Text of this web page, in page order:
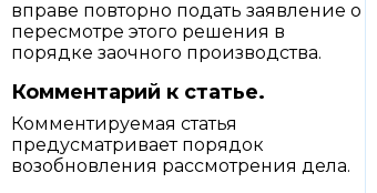
вправе повторно подать заявление о
пересмотре этого решения в
порядке заочного производства.
Комментарий к статье.
Комментируемая статья
предусматривает порядок
возобновления рассмотрения дела.